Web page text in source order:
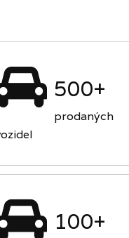
500+
prodaných
100+